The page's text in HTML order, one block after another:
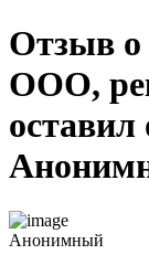
Отзыв о
ООО,
оставил
Анонимный